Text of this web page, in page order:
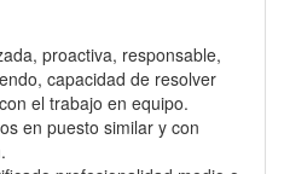
proactiva, responsable,
capacidad de resolver
el trabajo en equipo.
en puesto similar y con